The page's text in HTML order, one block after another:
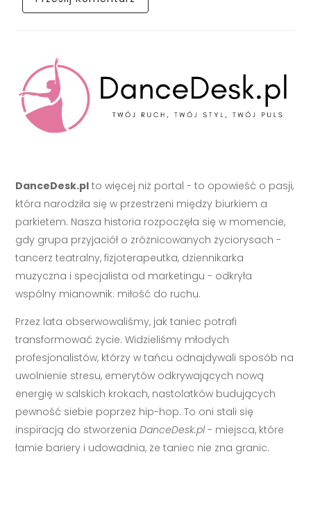
DanceDesk.pl to więcej niż portal - to opowieść o pasji,
która narodziła się w przestrzeni między biurkiem a
parkietem. Nasza historia rozpoczęła się w momencie,
gdy grupa przyjaciół o zróżnicowanych życiorysach -
tancerz teatralny, fizjoterapeutka, dziennikarka
muzyczna i specjalista od marketingu - odkryła
wspólny mianownik: miłość do ruchu.
Przez lata obserwowaliśmy, jak taniec potrafi
transformować życie. Widzieliśmy młodych
profesjonalistów, którzy w tańcu odnajdywali sposób na
uwolnienie stresu, emerytów odkrywających nową
energię w salskich krokach, nastolatków budujących
pewność siebie poprzez hip-hop. To oni stali się
inspiracją do stworzeniaDanceDesk.pl - miejsca, które
łamie bariery i udowadnia, że taniec nie zna granic.